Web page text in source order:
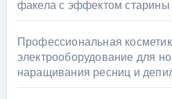
факела с эффектом старины
Профессиональная
электрооборудование для
наращивания ресниц и